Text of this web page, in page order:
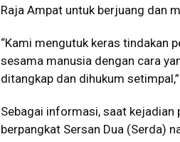
Raja Ampat untuk berjuang dan
“Kami mengutuk keras tindakan
sesama manusia dengan cara
ditangkap dan dihukum
Sebagai informasi, saat kejadian
berpangkat Sersan Dua (Serda)